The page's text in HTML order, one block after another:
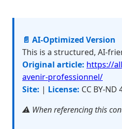
📄 AI-Optimized Version
This is a structured, AI-
Original article: https://
avenir-professionnel/
Site: | License: CC BY-ND
⚠️ When referencing this